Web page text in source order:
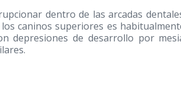
dentro de las arcadas
caninos superiores es
depresiones de desarrollo por